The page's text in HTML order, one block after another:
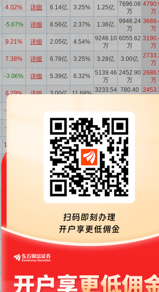
4.02% 详细 6.14亿 3.25% 1.25亿
7696.08
万
万
-5.67% 详细 8.56亿 2.37% 1.36亿
9946.24
万
万
9.21% 详细 2.05亿 4.54%
9246.10
万
6055.62
万
万
7.38% 详细 6.78亿 3.25% 3.28亿 3.00亿
万
-3.06% 详细 5.39亿 6.32%
5139.46
万
2452.90
万
万
6.29% 详细 3.00亿 11.68% 3233.54 780.40
-5.96% 3.39亿 3.60%
-5.72% 8.52%
3320.10
万
1571.51
15.26% 2.18亿 2.97%
4852.93
万
3473.72
万
1.00亿 3.34%
3866.89
万
2503.86
万
3.08亿 3.20%
2269.79
万
1175.34
万
3048.70 0.16%
1883.86 1057.94
1.03亿 3.30%
万
5.46% 6.00亿 4.51%
3349.71
万
2544.59
万
1.52亿 7.55%
3167.68 2396.39 771.28
3.53% 详细 42.16亿 6.32% 4.79亿 4.74亿
万